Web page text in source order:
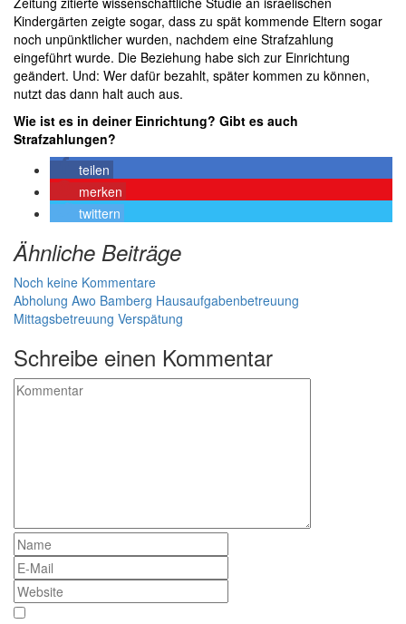
Kindergärten zeigte sogar, dass zu spät kommende Eltern sogar
noch unpünktlicher wurden, nachdem eine Strafzahlung
eingeführt wurde. Die Beziehung habe sich zur Einrichtung
geändert. Und: Wer dafür bezahlt, später kommen zu können,
nutzt das dann halt auch aus.
Wie ist es in deiner Einrichtung? Gibt es auch
Strafzahlungen?
teilen
merken
twittern
Ähnliche Beiträge
Noch keine Kommentare
Abholung Awo Bamberg Hausaufgabenbetreuung
Mittagsbetreuung Verspätung
Schreibe einen Kommentar